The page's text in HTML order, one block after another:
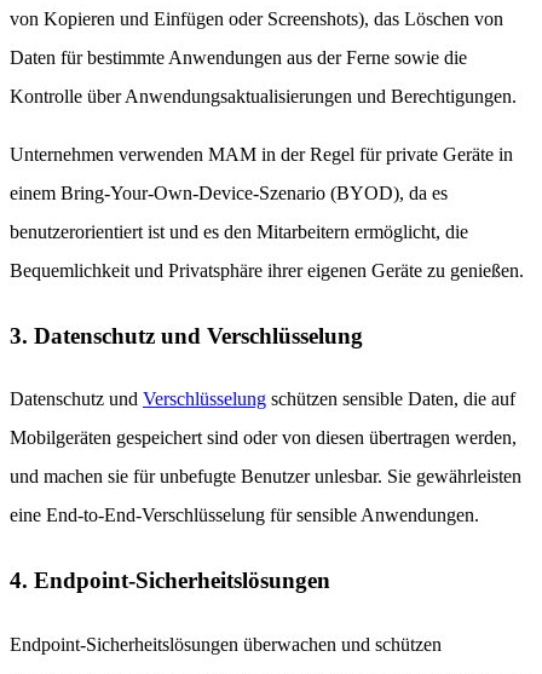
von Kopieren und Einfügen oder Screenshots), das Löschen von
Daten für bestimmte Anwendungen aus der Ferne sowie die
Kontrolle über Anwendungsaktualisierungen und Berechtigungen.
Unternehmen verwenden MAM in der Regel für private Geräte in
einem Bring-Your-Own-Device-Szenario (BYOD), da es
benutzerorientiert ist und es den Mitarbeitern ermöglicht, die
Bequemlichkeit und Privatsphäre ihrer eigenen Geräte zu genießen.
3. Datenschutz und Verschlüsselung
Datenschutz und Verschlüsselung schützen sensible Daten, die auf
Mobilgeräten gespeichert sind oder von diesen übertragen werden,
und machen sie für unbefugte Benutzer unlesbar. Sie gewährleisten
eine End-to-End-Verschlüsselung für sensible Anwendungen.
4. Endpoint-Sicherheitslösungen
Endpoint-Sicherheitslösungen überwachen und schützen